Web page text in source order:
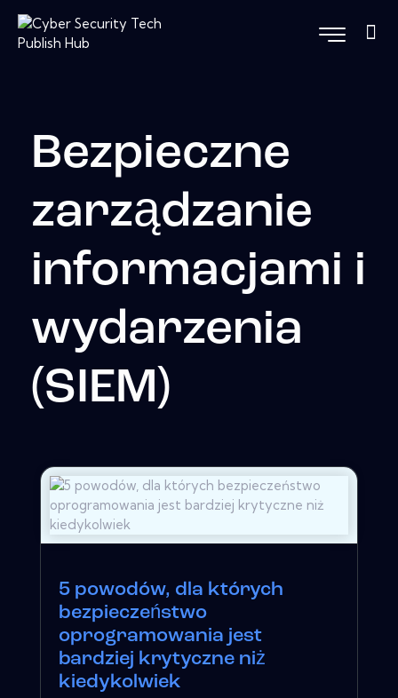
Bezpieczne
zarządzanie
informacjami i
wydarzenia
(SIEM)
5 powodów, dla których
bezpieczeństwo
oprogramowania jest
bardziej krytyczne niż
kiedykolwiek